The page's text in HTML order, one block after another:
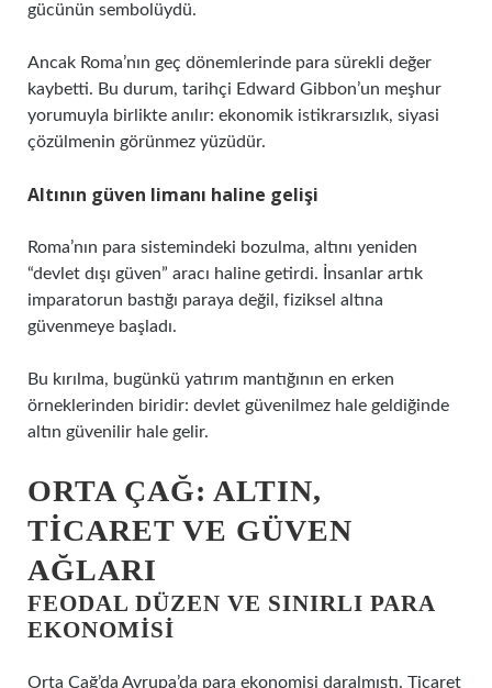
gücünün sembolüydü.
Ancak Roma’nın geç dönemlerinde para sürekli değer
kaybetti. Bu durum, tarihçi Edward Gibbon’un meşhur
yorumuyla birlikte anılır: ekonomik istikrarsızlık, siyasi
çözülmenin görünmez yüzüdür.
Altının güven limanı haline gelişi
Roma’nın para sistemindeki bozulma, altını yeniden
“devlet dışı güven” aracı haline getirdi. İnsanlar artık
imparatorun bastığı paraya değil, fiziksel altına
güvenmeye başladı.
Bu kırılma, bugünkü yatırım mantığının en erken
örneklerinden biridir: devlet güvenilmez hale geldiğinde
altın güvenilir hale gelir.
ORTA ÇAĞ: ALTIN,
TICARET VE GÜVEN
AĞLARI
FEODAL DÜZEN VE SINIRLI PARA
EKONOMISI
Orta Çağ’da Avrupa’da para ekonomisi daralmıştı. Ticaret